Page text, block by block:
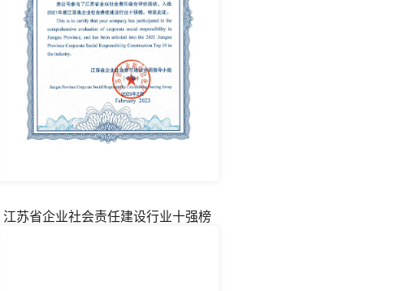
江苏省企业社会责任建设行业十强榜